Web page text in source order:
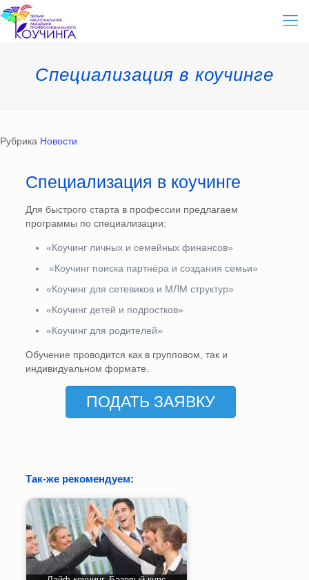
Специализация в коучинге
Рубрика Новости
Специализация в коучинге
Для быстрого старта в профессии предлагаем
программы по специализации:
«Коучинг личных и семейных финансов»
«Коучинг поиска партнёра и создания семьи»
«Коучинг для сетевиков и МЛМ структур»
«Коучинг детей и подростков»
«Коучинг для родителей»
Обучение проводится как в групповом, так и
индивидуальном формате.
ПОДАТЬ ЗАЯВКУ
Так-же рекомендуем: